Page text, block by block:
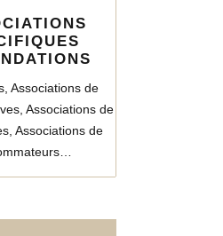
Associations de
Associations de
Associations de